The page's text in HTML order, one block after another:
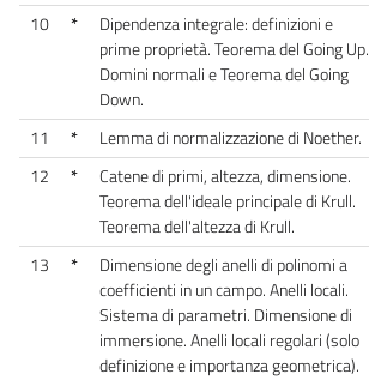
10 *
Dipendenza integrale: definizioni e
prime proprietà. Teorema del Going Up.
Domini normali e Teorema del Going
Down.
11 * Lemma di normalizzazione di Noether.
12
*
Catene di primi, altezza, dimensione.
Teorema dell'ideale principale di Krull.
Teorema dell'altezza di Krull.
13 *
Dimensione degli anelli di polinomi a
coefficienti in un campo. Anelli locali.
Sistema di parametri. Dimensione di
immersione. Anelli locali regolari (solo
definizione e importanza geometrica).